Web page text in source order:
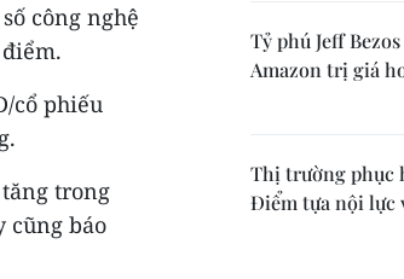
công nghệ
cổ phiếu
trong
cũng báo
Tỷ phú Jeff
Amazon trị giá
Thị trường phục
Điểm tựa nội lực